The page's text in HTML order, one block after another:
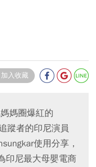
加入收藏
媽圈爆紅的
蹤者的印尼演員
使用分享，
印尼最大母嬰電商